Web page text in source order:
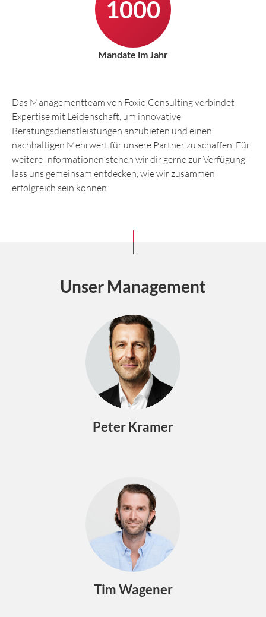
1000
Mandate im Jahr
Das Managementteam von Foxio Consulting verbindet
Expertise mit Leidenschaft, um innovative
Beratungsdienstleistungen anzubieten und einen
nachhaltigen Mehrwert für unsere Partner zu schaffen. Für
weitere Informationen stehen wir dir gerne zur Verfügung -
lass uns gemeinsam entdecken, wie wir zusammen
erfolgreich sein können.
Unser Management
Peter Kramer
Tim Wagener